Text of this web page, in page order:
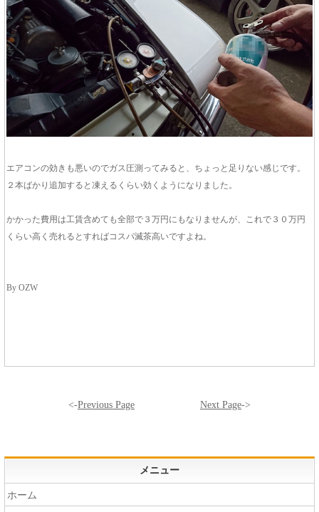
エアコンの効きも悪いのでガス圧測ってみると、ちょっと足りない感じです。
２本ばかり追加すると凍えるくらい効くようになりました。
かかった費用は工賃含めても全部で３万円にもなりませんが、これで３０万円
くらい高く売れるとすればコスパ滅茶高いですよね。
By OZW
<-Previous Page Next Page->
メニュー
ホーム